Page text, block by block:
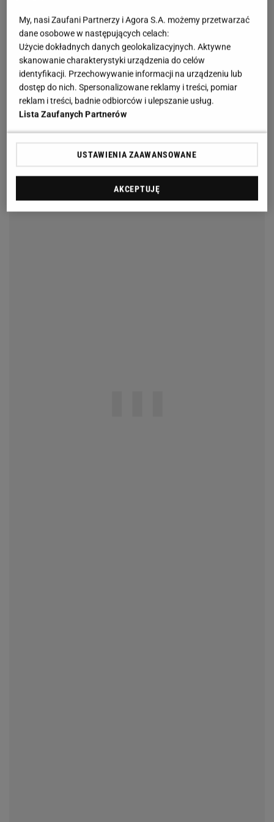
My, nasi Zaufani Partnerzy i Agora S.A. możemy przetwarzać
dane osobowe w następujących celach:
Użycie dokładnych danych geolokalizacyjnych. Aktywne
skanowanie charakterystyki urządzenia do celów
identyfikacji. Przechowywanie informacji na urządzeniu lub
dostęp do nich. Spersonalizowane reklamy i treści, pomiar
reklam i treści, badnie odbiorców i ulepszanie usług.
Lista Zaufanych Partnerów
USTAWIENIA ZAAWANSOWANE
AKCEPTUJĘ